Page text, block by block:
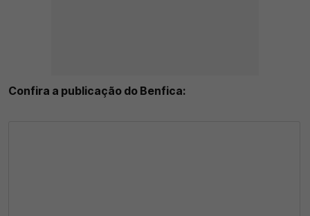
Confira a publicação do Benfica: